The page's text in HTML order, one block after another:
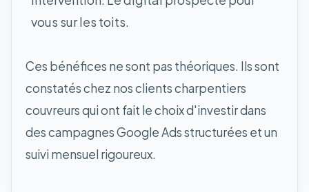
vous sur les toits.
Ces bénéfices ne sont pas théoriques. Ils sont
constatés chez nos clients charpentiers
couvreurs qui ont fait le choix d'investir dans
des campagnes Google Ads structurées et un
suivi mensuel rigoureux.